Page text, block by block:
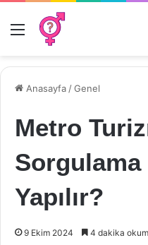
Menü
Anasayfa /Genel
Metro
Sorgulama
Yapılır?
9 Ekim 2024 4 dakika